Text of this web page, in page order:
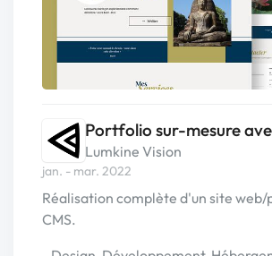
Portfolio sur-mesure
Lumkine Vision
jan. - mar. 2022
Réalisation complète d'un site
CMS.